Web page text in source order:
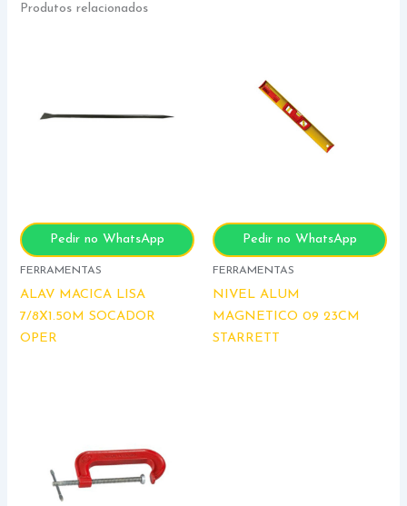
Produtos relacionados
Pedir no WhatsApp
FERRAMENTAS
ALAV MACICA LISA
7/8X1.50M SOCADOR
OPER
Pedir no WhatsApp
FERRAMENTAS
NIVEL ALUM
MAGNETICO 09 23CM
STARRETT